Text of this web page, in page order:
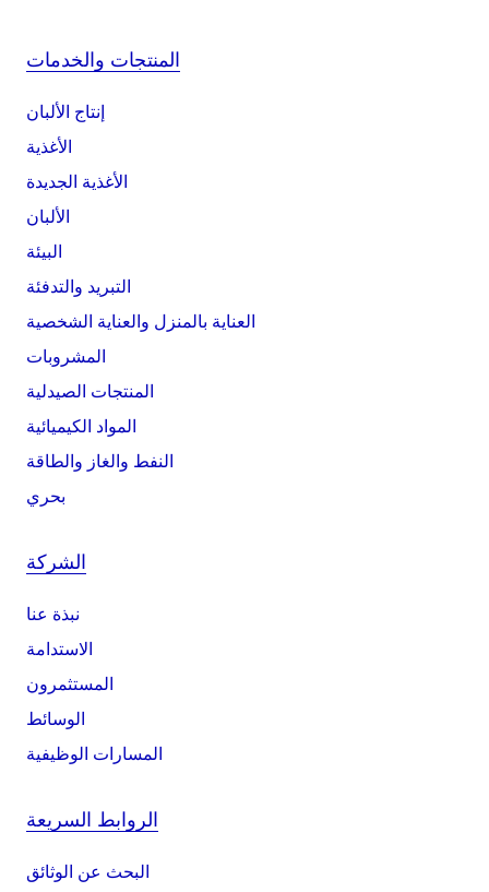
المنتجات والخدمات
إنتاج الألبان
الأغذية
الأغذية الجديدة
الألبان
البيئة
التبريد والتدفئة
العناية بالمنزل والعناية الشخصية
المشروبات
المنتجات الصيدلية
المواد الكيميائية
النفط والغاز والطاقة
بحري
الشركة
نبذة عنا
الاستدامة
المستثمرون
الوسائط
المسارات الوظيفية
الروابط السريعة
البحث عن الوثائق